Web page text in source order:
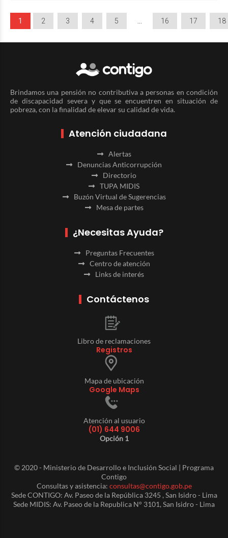
1 2 3 4 5 16 17 18
Brindamos una pensión no contributiva a personas en condición
de discapacidad severa y que se encuentren en situación de
pobreza, con la finalidad de elevar su calidad de vida.
Atención ciudadana
Alertas
Denuncias Anticorrupción
Directorio
TUPA MIDIS
Buzón Virtual de Sugerencias
Mesa de partes
¿Necesitas Ayuda?
Preguntas Frecuentes
Centro de atención
Links de interés
Contáctenos
Libro de reclamaciones
Registros
Mapa de ubicación
Google Maps
Atención al usuario
(01) 644 9006
Opción 1
© 2020 - Ministerio de Desarrollo e Inclusión Social | Programa
Contigo
Consultas y asistencia: consultas@contigo.gob.pe
Sede CONTIGO: Av. Paseo de la República 3245 , San Isidro - Lima
Sede MIDIS: Av. Paseo de la Republica N° 3101, San Isidro - Lima